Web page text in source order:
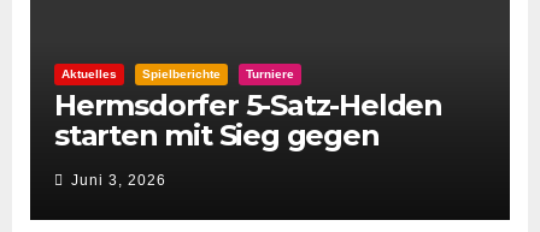
Aktuelles Spielberichte Turniere
Hermsdorfer 5-Satz-Helden
starten mit Sieg gegen
Spintastics in den STC 2026
Juni 3, 2026